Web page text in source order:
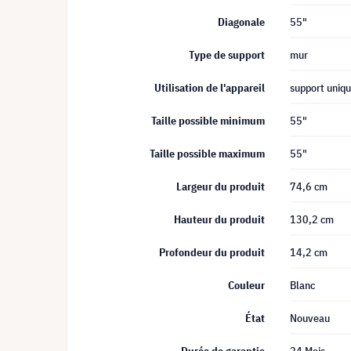
Diagonale 55"
Type de support mur
Utilisation de l'appareil support
Taille possible minimum 55"
Taille possible maximum 55"
Largeur du produit 74,6 cm
Hauteur du produit 130,2 cm
Profondeur du produit 14,2 cm
Couleur Blanc
État Nouveau